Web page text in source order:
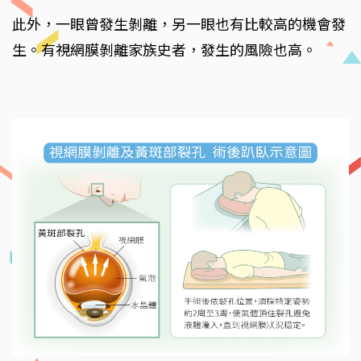
此外，一眼曾發生剝離，另一眼也有比較高的機會發
生。有視網膜剝離家族史者，發生的風險也高。